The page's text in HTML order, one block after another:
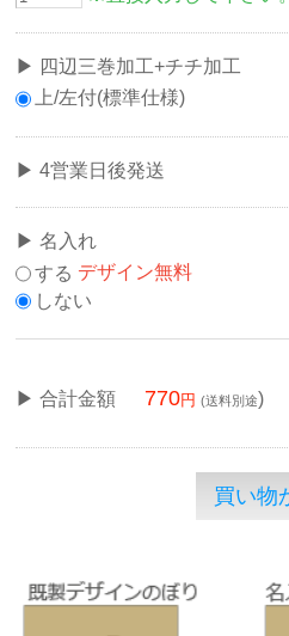
四辺三巻加工+チチ加工
上/左付(標準仕様)
4営業日後発送
名入れ
する デザイン無料
しない
合計金額 770 (送料別途)